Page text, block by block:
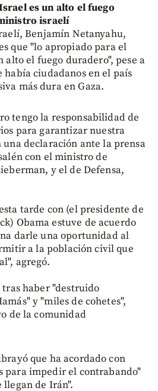
es un alto el fuego
israelí
Benjamín Netanyahu,
que "lo apropiado para el
alto el fuego duradero", pese a
había ciudadanos en el país
más dura en Gaza.
tengo la responsabilidad de
para garantizar nuestra
una declaración ante la prensa
con el ministro de
y el de Defensa,
tarde con (el presidente de
Obama estuve de acuerdo
darle una oportunidad al
a la población civil que
agregó.
tras haber "destruido
y "miles de cohetes",
de la comunidad
que ha acordado con
para impedir el contrabando"
llegan de Irán".